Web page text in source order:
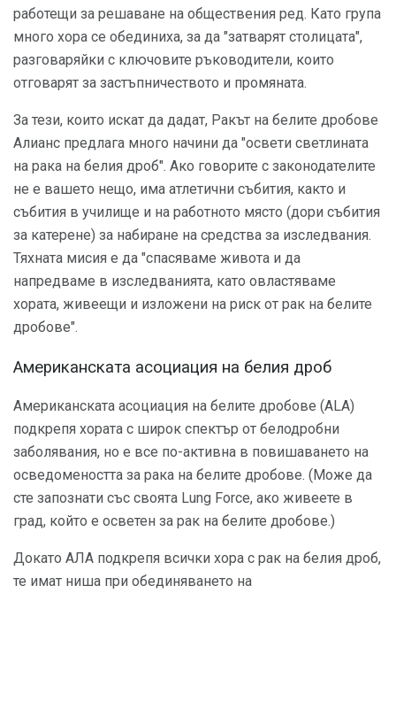
работещи за решаване на обществения ред. Като група
много хора се обединиха, за да "затварят столицата",
разговаряйки с ключовите ръководители, които
отговарят за застъпничеството и промяната.
За тези, които искат да дадат, Ракът на белите дробове
Алианс предлага много начини да "освети светлината
на рака на белия дроб". Ако говорите с законодателите
не е вашето нещо, има атлетични събития, както и
събития в училище и на работното място (дори събития
за катерене) за набиране на средства за изследвания.
Тяхната мисия е да "спасяваме живота и да
напредваме в изследванията, като овластяваме
хората, живеещи и изложени на риск от рак на белите
дробове".
Американската асоциация на белия дроб
Американската асоциация на белите дробове (ALA)
подкрепя хората с широк спектър от белодробни
заболявания, но е все по-активна в повишаването на
осведомеността за рака на белите дробове. (Може да
сте запознати със своята Lung Force, ако живеете в
град, който е осветен за рак на белите дробове.)
Докато АЛА подкрепя всички хора с рак на белия дроб,
те имат ниша при обединяването на